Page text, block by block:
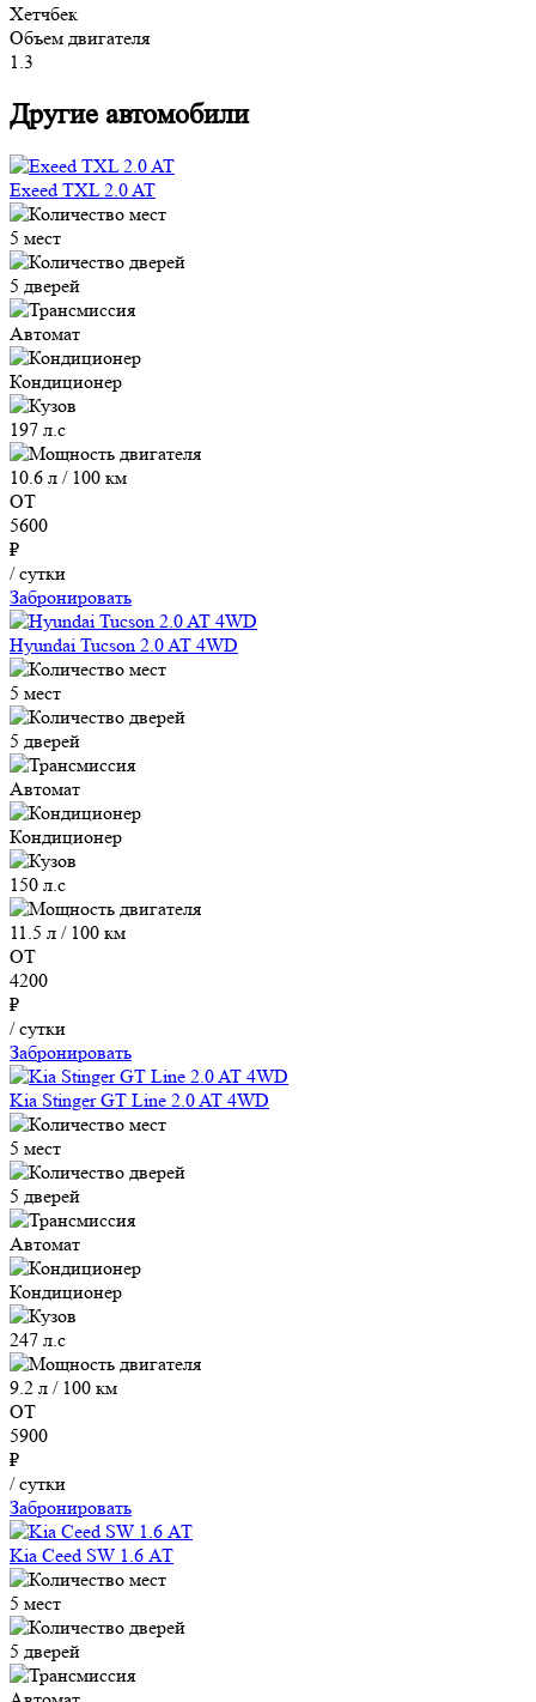
Хетчбек
Объем двигателя
1.3
Другие автомобили
Exeed TXL 2.0 AT
5 мест
5 дверей
Автомат
Кондиционер
197 л.с
10.6 л / 100 км
ОТ
5600
₽
/ сутки
Забронировать
Hyundai Tucson 2.0 AT 4WD
5 мест
5 дверей
Автомат
Кондиционер
150 л.с
11.5 л / 100 км
ОТ
4200
₽
/ сутки
Забронировать
Kia Stinger GT Line 2.0 AT 4WD
5 мест
5 дверей
Автомат
Кондиционер
247 л.с
9.2 л / 100 км
ОТ
5900
₽
/ сутки
Забронировать
Kia Ceed SW 1.6 АТ
5 мест
5 дверей